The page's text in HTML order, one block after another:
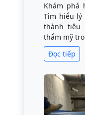
Khám phá
Tìm hiểu lý
thành tiêu
thẩm mỹ
Đọc tiếp